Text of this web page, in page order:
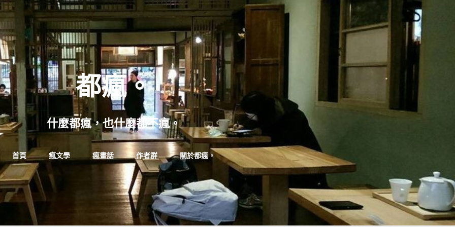
都瘋。
什麼都瘋，也什麼都不瘋。
Skip
to
content
首頁 瘋文學 瘋畫話 作者群 關於都瘋。